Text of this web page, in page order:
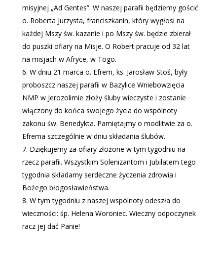
misyjnej „Ad Gentes”. W naszej parafii będziemy gościć
o. Roberta Jurzysta, franciszkanin, który wygłosi na
każdej Mszy św. kazanie i po Mszy św. będzie zbierał
do puszki ofiary na Misje. O Robert pracuje od 32 lat
na misjach w Afryce, w Togo.
W dniu 21 marca o. Efrem, ks. Jarosław Stoś, były
proboszcz naszej parafii w Bazylice Wniebowzięcia
NMP w Jerozolimie złoży śluby wieczyste i zostanie
włączony do końca swojego życia do wspólnoty
zakonu św. Benedykta. Pamiętajmy o modlitwie za o.
Efrema szczególnie w dniu składania ślubów.
Dziękujemy za ofiary złożone w tym tygodniu na
rzecz parafii. Wszystkim Solenizantom i Jubilatem tego
tygodnia składamy serdeczne życzenia zdrowia i
Bożego błogosławieństwa.
W tym tygodniu z naszej wspólnoty odeszła do
wieczności: śp. Helena Woroniec. Wieczny odpoczynek
racz jej dać Panie!